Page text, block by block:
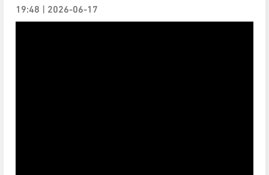
2026-06-17 | 19:48